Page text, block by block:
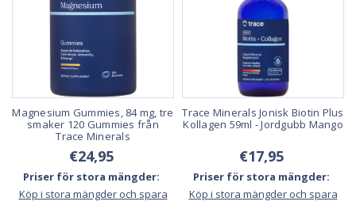
Magnesium Gummies, 84 mg, tre
smaker 120 Gummies från
Trace Minerals
€24,95
Priser för stora mängder:
Köp i stora mängder och spara
Trace Minerals Jonisk Biotin Plus
Kollagen 59ml - Jordgubb Mango
€17,95
Priser för stora mängder:
Köp i stora mängder och spara